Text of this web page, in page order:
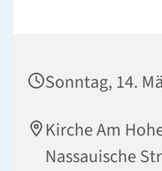
Sonntag, 14.
Kirche Am
Nassauische